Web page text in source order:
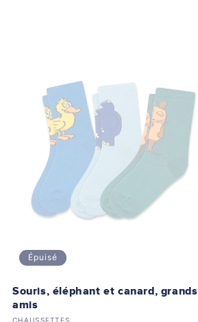
Épuisé
Souris, éléphant et canard, grands
amis
CHAUSSETTES